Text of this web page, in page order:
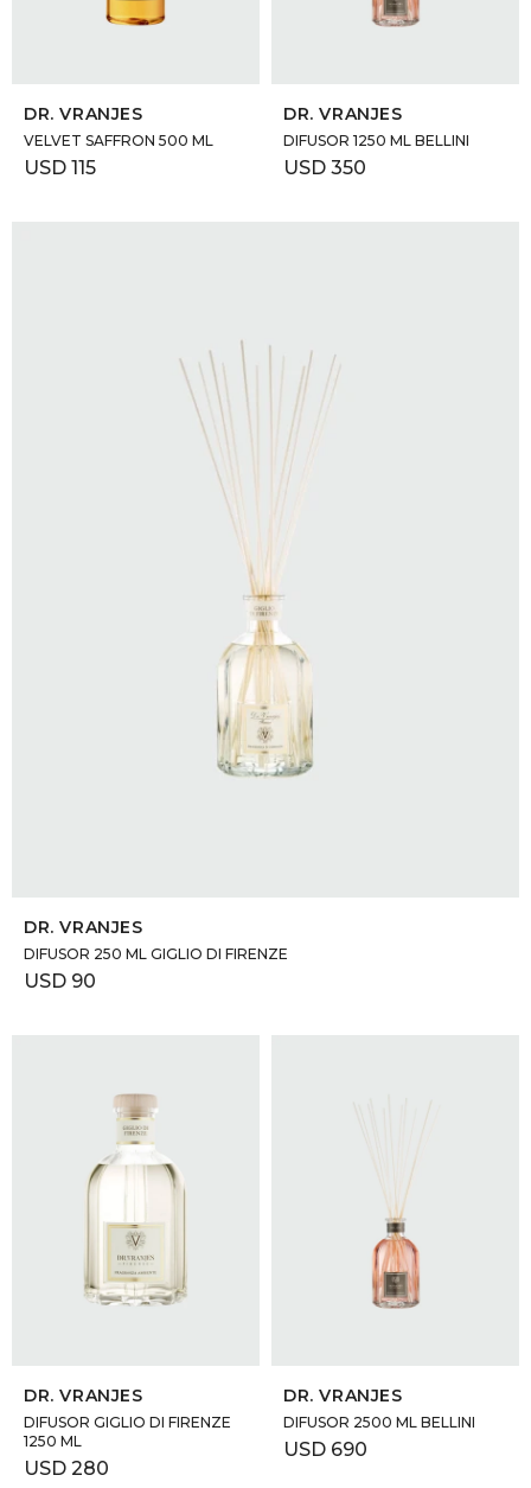
DR. VRANJES
VELVET SAFFRON 500 ML
USD 115
DR. VRANJES
DIFUSOR 1250 ML BELLINI
USD 350
DR. VRANJES
DIFUSOR 250 ML GIGLIO DI FIRENZE
USD 90
DR. VRANJES
DIFUSOR GIGLIO DI FIRENZE
1250 ML
USD 280
DR. VRANJES
DIFUSOR 2500 ML BELLINI
USD 690